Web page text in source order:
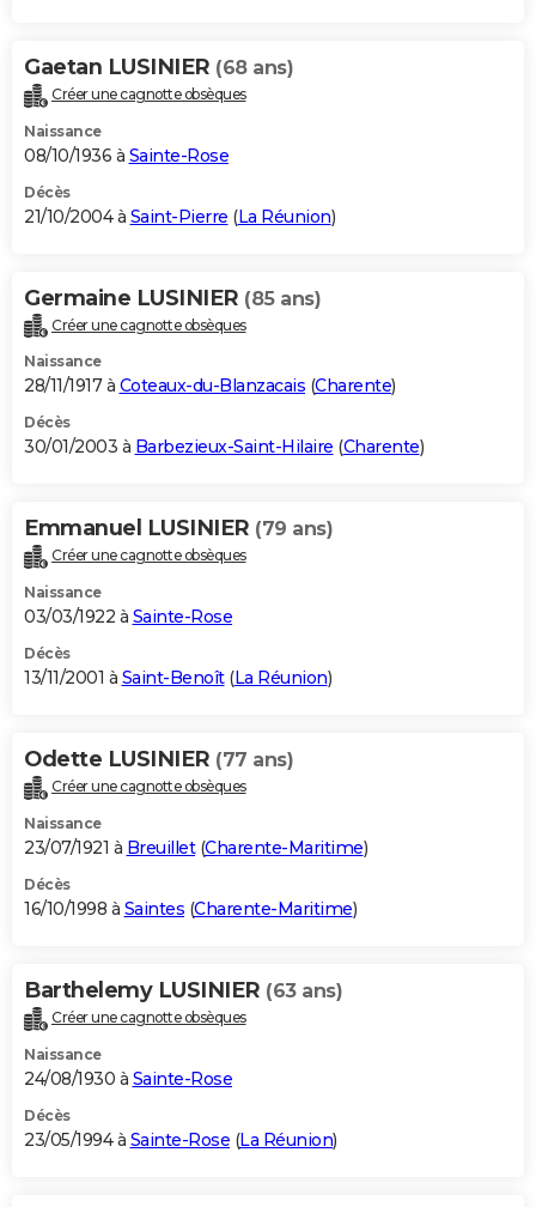
Gaetan LUSINIER (68 ans)
Créer une cagnotte obsèques
Naissance
08/10/1936 à Sainte-Rose
Décès
21/10/2004 à Saint-Pierre (La Réunion)
Germaine LUSINIER (85 ans)
Créer une cagnotte obsèques
Naissance
28/11/1917 à Coteaux-du-Blanzacais (Charente)
Décès
30/01/2003 à Barbezieux-Saint-Hilaire (Charente)
Emmanuel LUSINIER (79 ans)
Créer une cagnotte obsèques
Naissance
03/03/1922 à Sainte-Rose
Décès
13/11/2001 à Saint-Benoît(La Réunion)
Odette LUSINIER (77 ans)
Créer une cagnotte obsèques
Naissance
23/07/1921 à Breuillet(Charente-Maritime)
Décès
16/10/1998 à Saintes (Charente-Maritime)
Barthelemy LUSINIER (63 ans)
Créer une cagnotte obsèques
Naissance
24/08/1930 à Sainte-Rose
Décès
23/05/1994 à Sainte-Rose (La Réunion)